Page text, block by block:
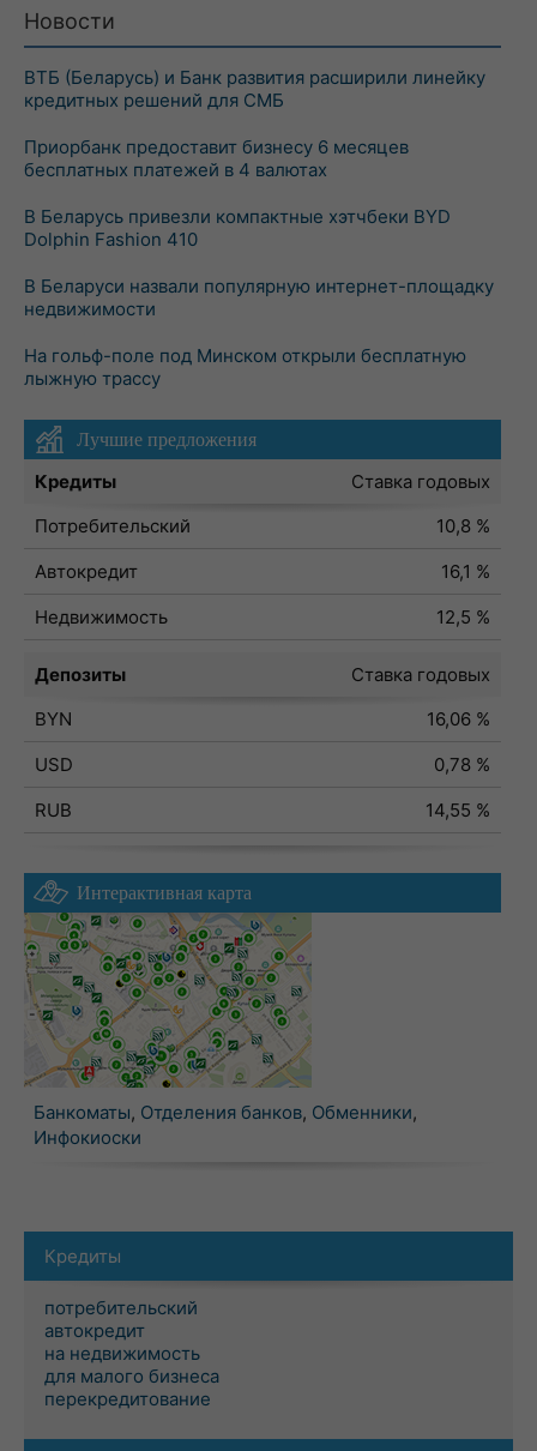
Новости
ВТБ (Беларусь) и Банк развития расширили линейку
кредитных решений для СМБ
Приорбанк предоставит бизнесу 6 месяцев
бесплатных платежей в 4 валютах
В Беларусь привезли компактные хэтчбеки BYD
Dolphin Fashion 410
В Беларуси назвали популярную интернет-площадку
недвижимости
На гольф-поле под Минском открыли бесплатную
лыжную трассу
Лучшие предложения
Кредиты
Ставка годовых
Потребительский
10,8 %
Автокредит
16,1 %
Недвижимость
12,5 %
Депозиты
Ставка годовых
BYN
16,06 %
USD
0,78 %
RUB
14,55 %
Интерактивная карта
Банкоматы, Отделения банков, Обменники,
Инфокиоски
Кредиты
потребительский
автокредит
на недвижимость
для малого бизнеса
перекредитование